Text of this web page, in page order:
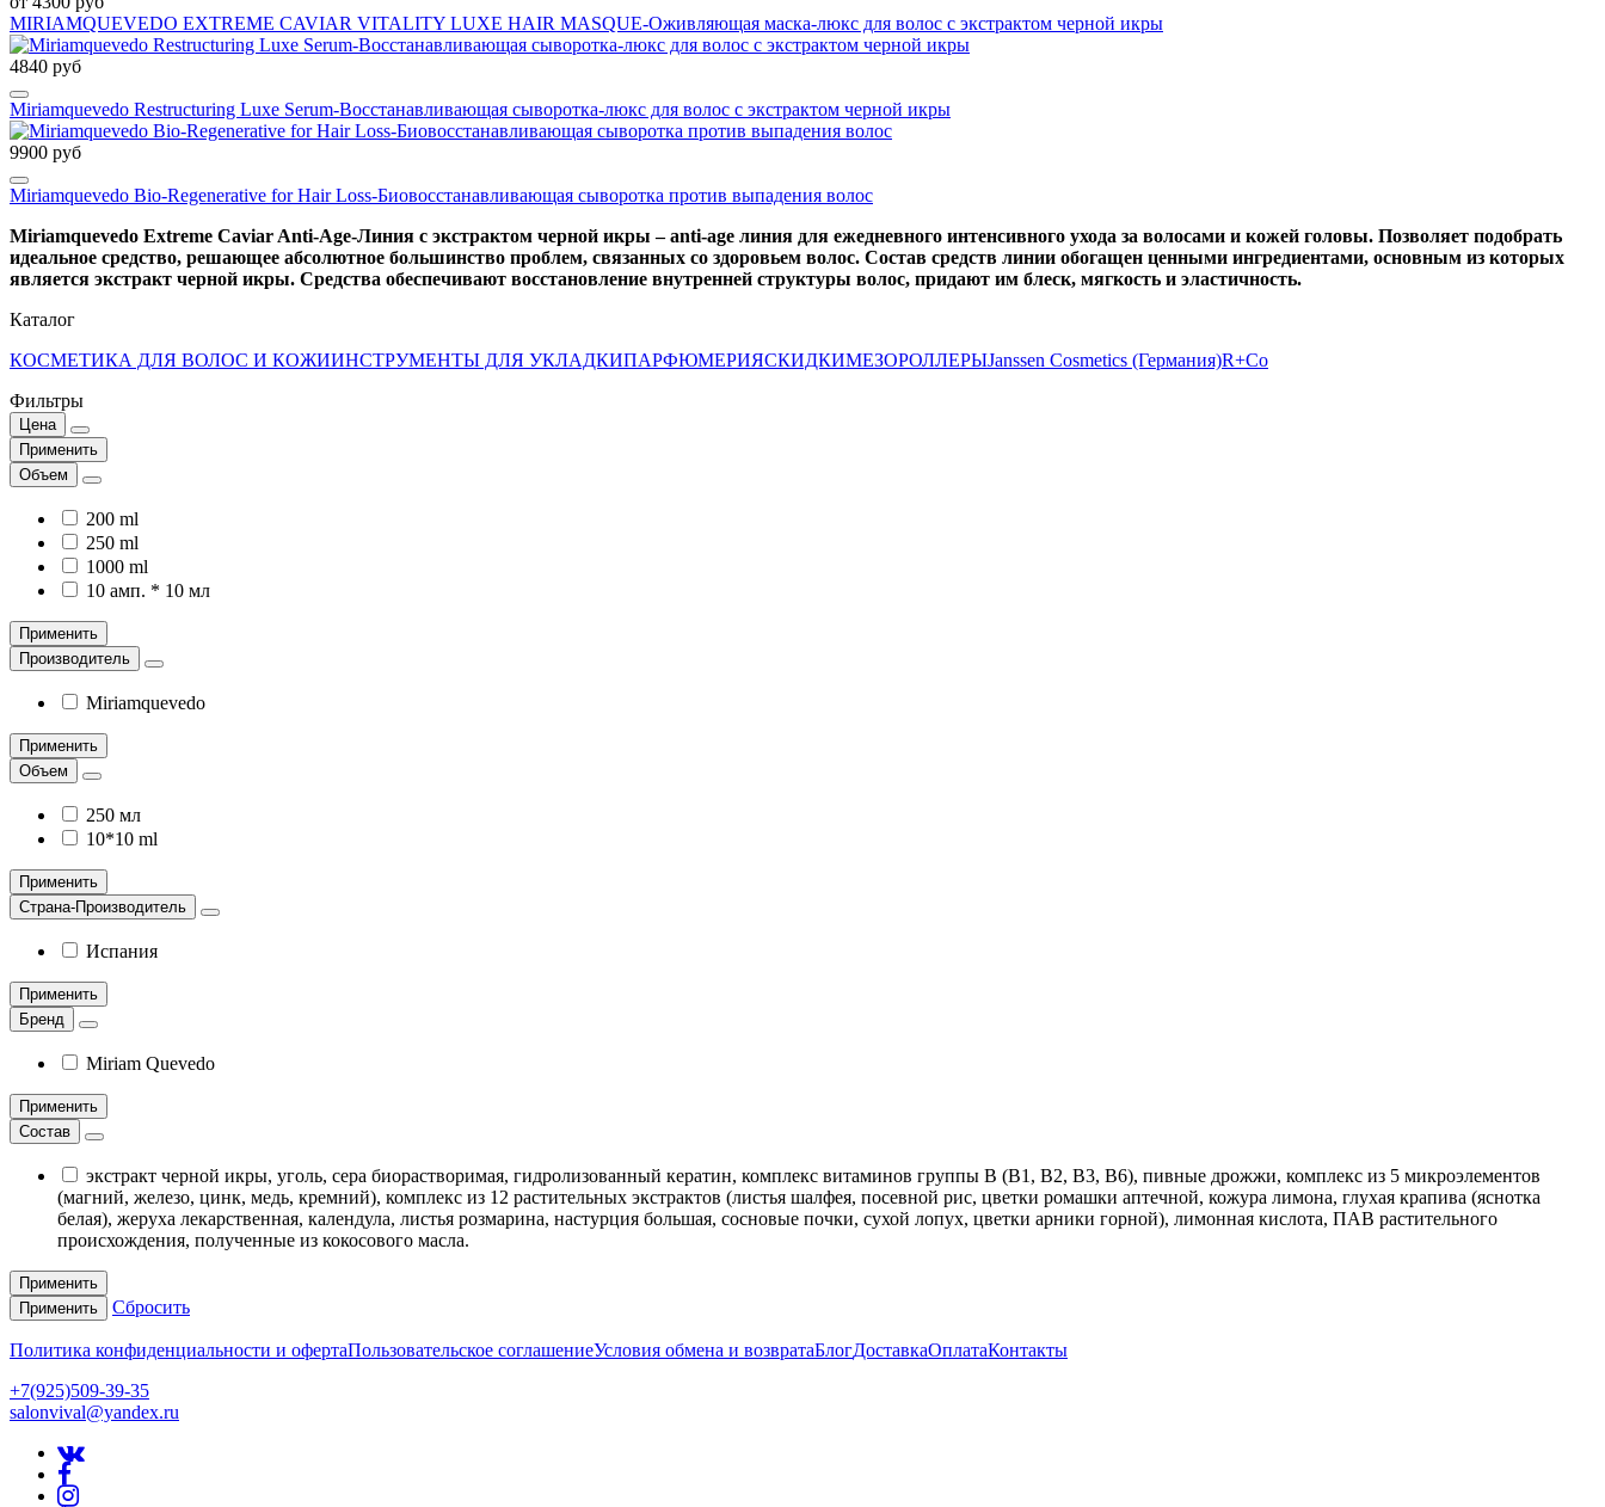
MIRIAMQUEVEDO EXTREME CAVIAR VITALITY LUXE HAIR MASQUE-Оживляющая маска-люкс для волос с экстрактом черной икры
4840 руб
Miriamquevedo Restructuring Luxe Serum-Восстанавливающая сыворотка-люкс для волос с экстрактом черной икры
9900 руб
Miriamquevedo Bio-Regenerative for Hair Loss-Биовосстанавливающая сыворотка против выпадения волос
Miriamquevedo Extreme Caviar Anti-Age-Линия с экстрактом черной икры– anti-age линия для ежедневного интенсивного ухода за волосами и кожей головы. Позволяет подобрать
идеальное средство, решающее абсолютное большинство проблем, связанных со здоровьем волос. Состав средств линии обогащен ценными ингредиентами, основным из которых
является экстракт черной икры. Средства обеспечивают восстановление внутренней структуры волос, придают им блеск, мягкость и эластичность.
Каталог
КОСМЕТИКА ДЛЯ ВОЛОС И КОЖИИНСТРУМЕНТЫ ДЛЯ УКЛАДКИПАРФЮМЕРИЯСКИДКИМЕЗОРОЛЛЕРЫJanssen Cosmetics (Германия)R+Co
Фильтры
Цена
Применить
Объем
200 ml
250 ml
1000 ml
10 амп. * 10 мл
Применить
Производитель
Miriamquevedo
Применить
Объем
250 мл
10*10 ml
Применить
Страна-Производитель
Испания
Применить
Бренд
Miriam Quevedo
Применить
Состав
экстракт черной икры, уголь, сера биорастворимая, гидролизованный кератин, комплекс витаминов группы В (B1, B2, B3, B6), пивные дрожжи, комплекс из 5 микроэлементов
(магний, железо, цинк, медь, кремний), комплекс из 12 растительных экстрактов (листья шалфея, посевной рис, цветки ромашки аптечной, кожура лимона, глухая крапива (яснотка
белая), жеруха лекарственная, календула, листья розмарина, настурция большая, сосновые почки, сухой лопух, цветки арники горной), лимонная кислота, ПАВ растительного
происхождения, полученные из кокосового масла.
Применить
Применить
Сбросить
Политика конфиденциальности и офертаПользовательское соглашениеУсловия обмена и возвратаБлогДоставкаОплатаКонтакты
+7(925)509-39-35
salonvival@yandex.ru